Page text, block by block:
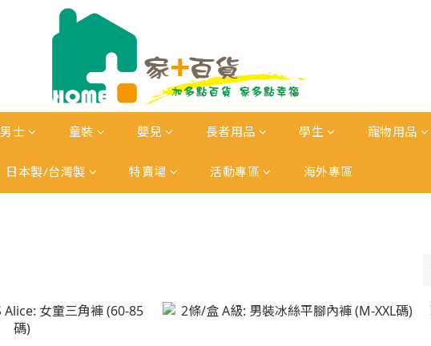
男士 童裝 嬰兒 長者用品 學生 寵物用品
日本製/台灣製 特賣場 活動專區 海外專區